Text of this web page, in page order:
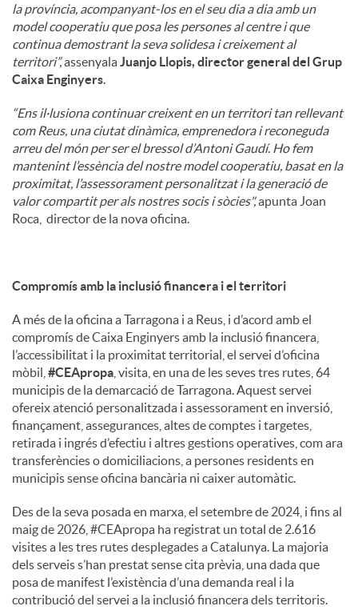
la província, acompanyant-los en el seu dia a dia amb un
model cooperatiu que posa les persones al centre i que
continua demostrant la seva solidesa i creixement al
territori”,assenyalaJuanjo Llopis, director general del Grup
Caixa Enginyers.
“Ens il·lusiona continuar creixent en un territori tan rellevant
com Reus, una ciutat dinàmica, emprenedora i reconeguda
arreu del món per ser el bressol d’Antoni Gaudí. Ho fem
mantenint l’essència del nostre model cooperatiu, basat en la
proximitat, l’assessorament personalitzat i la generació de
valor compartit per als nostres socis i sòcies",apunta Joan
Roca, director de la nova oficina.
Compromís amb la inclusió financera i el territori
A més de la oficina a Tarragona i a Reus, i d’acord amb el
compromís de Caixa Enginyers amb la inclusió financera,
l’accessibilitat i la proximitat territorial, el servei d’oficina
mòbil, #CEApropa , visita, en una de les seves tres rutes, 64
municipis de la demarcació de Tarragona. Aquest servei
ofereix atenció personalitzada i assessorament en inversió,
finançament, assegurances, altes de comptes i targetes,
retirada i ingrés d’efectiu i altres gestions operatives, com ara
transferències o domiciliacions, a persones residents en
municipis sense oficina bancària ni caixer automàtic.
Des de la seva posada en marxa, el setembre de 2024, i fins al
maig de 2026, #CEApropa ha registrat un total de 2.616
visites a les tres rutes desplegades a Catalunya. La majoria
dels serveis s’han prestat sense cita prèvia, una dada que
posa de manifest l’existència d’una demanda real i la
contribució del servei a la inclusió financera dels territoris.